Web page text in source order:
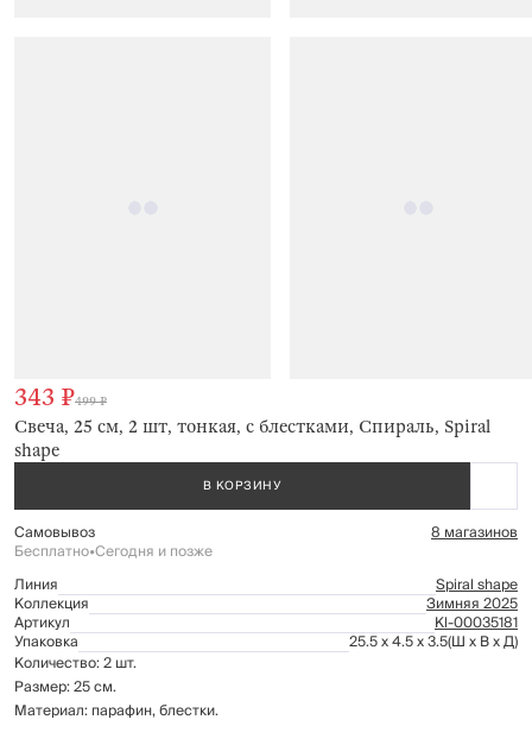
Свеча, 25 см, 2 шт, тонкая, с блестками, Спираль, Spiral
shape
343 ₽499 ₽
В КОРЗИНУ
Самовывоз 8 магазинов
Бесплатно•Сегодня и позже
Линия
Spiral shape
Коллекция Зимняя 2025
Артикул Kl-00035181
Упаковка 25.5 x 4.5 x 3.5(Ш x В x Д)
Количество: 2 шт.
Размер: 25 см.
Материал: парафин, блестки.